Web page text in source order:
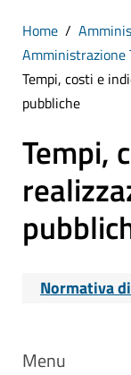
Home
Amministrazione
Tempi, costi e
pubbliche
Tempi,
Normativa
Menu